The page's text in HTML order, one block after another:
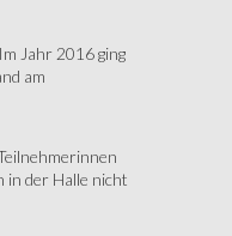
Jahr 2016 ging
am
in der Halle nicht